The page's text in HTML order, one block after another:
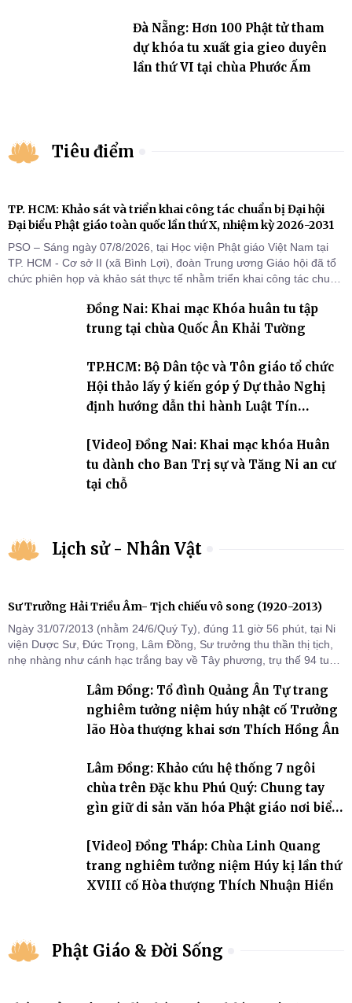
Đà Nẵng: Hơn 100 Phật tử tham
dự khóa tu xuất gia gieo duyên
lần thứ VI tại chùa Phước Ấm
Tiêu điểm
TP. HCM: Khảo sát và triển khai công tác chuẩn bị Đại hội
Đại biểu Phật giáo toàn quốc lần thứ X, nhiệm kỳ 2026-2031
PSO – Sáng ngày 07/8/2026, tại Học viện Phật giáo Việt Nam tại
TP. HCM - Cơ sở II (xã Bình Lợi), đoàn Trung ương Giáo hội đã tổ
chức phiên họp và khảo sát thực tế nhằm triển khai công tác chuẩn
Đồng Nai: Khai mạc Khóa huân tu tập
trung tại chùa Quốc Ân Khải Tường
TP.HCM: Bộ Dân tộc và Tôn giáo tổ chức
Hội thảo lấy ý kiến góp ý Dự thảo Nghị
định hướng dẫn thi hành Luật Tín
[Video] Đồng Nai: Khai mạc khóa Huân
tu dành cho Ban Trị sự và Tăng Ni an cư
tại chỗ
Lịch sử - Nhân Vật
Sư Trưởng Hải Triều Âm- Tịch chiếu vô song (1920-2013)
Ngày 31/07/2013 (nhằm 24/6/Quý Tỵ), đúng 11 giờ 56 phút, tại Ni
viện Dược Sư, Đức Trọng, Lâm Đồng, Sư trưởng thu thần thị tịch,
nhẹ nhàng như cánh hạc trắng bay về Tây phương, trụ thế 94 tuổi
Lâm Đồng: Tổ đình Quảng Ân Tự trang
nghiêm tưởng niệm húy nhật cố Trưởng
lão Hòa thượng khai sơn Thích Hồng Ân
Lâm Đồng: Khảo cứu hệ thống 7 ngôi
chùa trên Đặc khu Phú Quý: Chung tay
gìn giữ di sản văn hóa Phật giáo nơi biển
[Video] Đồng Tháp: Chùa Linh Quang
trang nghiêm tưởng niệm Húy kị lần thứ
XVIII cố Hòa thượng Thích Nhuận Hiền
Phật Giáo & Đời Sống